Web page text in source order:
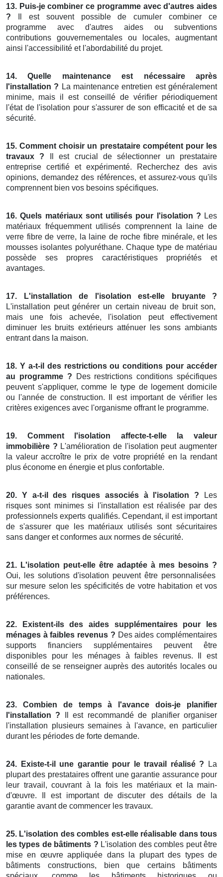
13. Puis-je combiner ce programme avec d'autres aides
? Il est souvent possible de cumuler combiner ce
programme avec d'autres aides ou subventions
contributions gouvernementales ou locales, augmentant
ainsi l'accessibilité et l'abordabilité du projet.
14. Quelle maintenance est nécessaire après
l'installation ? La maintenance entretien est généralement
minime, mais il est conseillé de vérifier périodiquement
l'état de l'isolation pour s'assurer de son efficacité et de sa
sécurité.
15. Comment choisir un prestataire compétent pour les
travaux ? Il est crucial de sélectionner un prestataire
entreprise certifié et expérimenté. Recherchez des avis
opinions, demandez des références, et assurez-vous qu'ils
comprennent bien vos besoins spécifiques.
16. Quels matériaux sont utilisés pour l'isolation ? Les
matériaux fréquemment utilisés comprennent la laine de
verre fibre de verre, la laine de roche fibre minérale, et les
mousses isolantes polyuréthane. Chaque type de matériau
possède ses propres caractéristiques propriétés et
avantages.
17. L'installation de l'isolation est-elle bruyante ?
L'installation peut générer un certain niveau de bruit son,
mais une fois achevée, l'isolation peut effectivement
diminuer les bruits extérieurs atténuer les sons ambiants
entrant dans la maison.
18. Y a-t-il des restrictions ou conditions pour accéder
au programme ? Des restrictions conditions spécifiques
peuvent s'appliquer, comme le type de logement domicile
ou l'année de construction. Il est important de vérifier les
critères exigences avec l'organisme offrant le programme.
19. Comment l'isolation affecte-t-elle la valeur
immobilière ? L'amélioration de l'isolation peut augmenter
la valeur accroître le prix de votre propriété en la rendant
plus économe en énergie et plus confortable.
20. Y a-t-il des risques associés à l'isolation ? Les
risques sont minimes si l'installation est réalisée par des
professionnels experts qualifiés. Cependant, il est important
de s'assurer que les matériaux utilisés sont sécuritaires
sans danger et conformes aux normes de sécurité.
21. L'isolation peut-elle être adaptée à mes besoins ?
Oui, les solutions d'isolation peuvent être personnalisées
sur mesure selon les spécificités de votre habitation et vos
préférences.
22. Existent-ils des aides supplémentaires pour les
ménages à faibles revenus ? Des aides complémentaires
supports financiers supplémentaires peuvent être
disponibles pour les ménages à faibles revenus. Il est
conseillé de se renseigner auprès des autorités locales ou
nationales.
23. Combien de temps à l'avance dois-je planifier
l'installation ? Il est recommandé de planifier organiser
l'installation plusieurs semaines à l'avance, en particulier
durant les périodes de forte demande.
24. Existe-t-il une garantie pour le travail réalisé ? La
plupart des prestataires offrent une garantie assurance pour
leur travail, couvrant à la fois les matériaux et la main-
d'œuvre. Il est important de discuter des détails de la
garantie avant de commencer les travaux.
25. L'isolation des combles est-elle réalisable dans tous
les types de bâtiments ? L'isolation des combles peut être
mise en œuvre appliquée dans la plupart des types de
bâtiments constructions, bien que certains bâtiments